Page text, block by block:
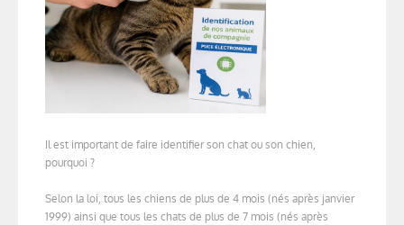
Il est important de faire identifier son chat ou son chien,
pourquoi ?
Selon la loi, tous les chiens de plus de 4 mois (nés après janvier
1999) ainsi que tous les chats de plus de 7 mois (nés après